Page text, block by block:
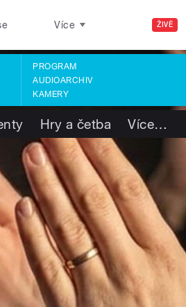
ŽIVĚ
Více
PROGRAM
AUDIOARCHIV
KAMERY
Hry a četba Více…